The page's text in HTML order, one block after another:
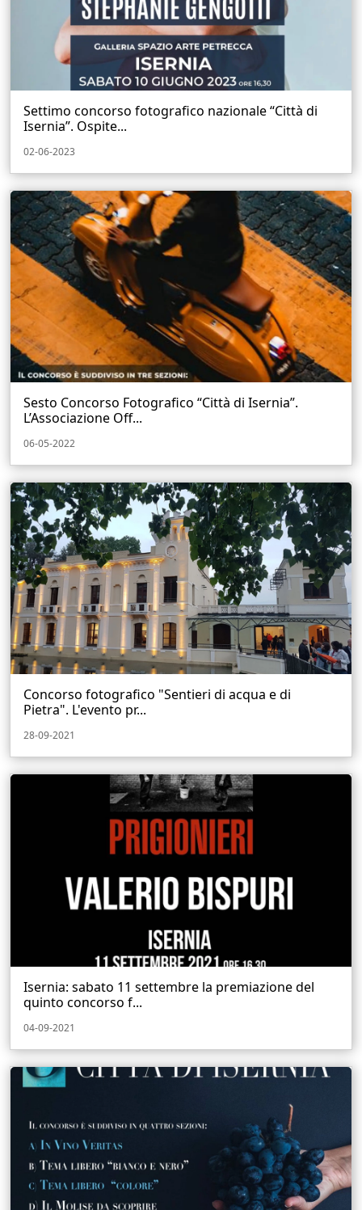
Settimo concorso fotografico nazionale “Città di
Isernia”. Ospite...
02-06-2023
Sesto Concorso Fotografico “Città di Isernia”.
L’Associazione Off...
06-05-2022
Concorso fotografico "Sentieri di acqua e di
Pietra". L'evento pr...
28-09-2021
Isernia: sabato 11 settembre la premiazione del
quinto concorso f...
04-09-2021